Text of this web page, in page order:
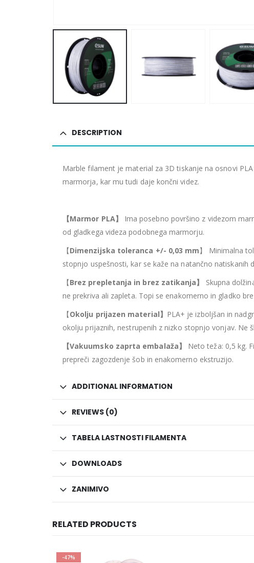
DESCRIPTION
Marble filament je material za 3D tiskanje na osnovi
marmorja, kar mu tudi daje končni videz.
【Marmor PLA】
Ima posebno površino z videzom
od gladkega videza podobnega marmorju.
【Dimenzijska toleranca +/- 0,03 mm】 Minimalna
stopnjo uspešnosti, kar se kaže na natančno natiskanih
【Brez prepletanja in brez zatikanja】
Skupna
ne prekriva ali zapleta. Topi se enakomerno in gladko
【Okolju prijazen material】 PLA+ je izboljšan in
okolju prijaznih, nestrupenih z nizko stopnjo vonjav. Ne
【Vakuumsko zaprta embalaža】
Neto teža: 0,5 kg.
prepreči zagozdenje šob in enakomerno ekstruzijo.
ADDITIONAL INFORMATION
REVIEWS (0)
TABELA LASTNOSTI FILAMENTA
DOWNLOADS
ZANIMIVO
RELATED PRODUCTS
-47%